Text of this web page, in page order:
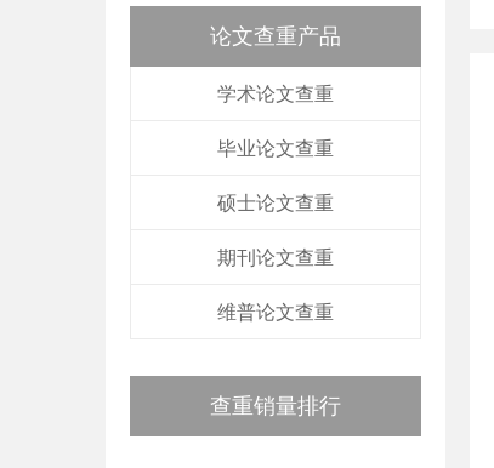
论文查重产品
学术论文查重
毕业论文查重
硕士论文查重
期刊论文查重
维普论文查重
查重销量排行